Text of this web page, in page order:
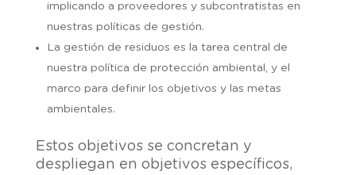
implicando a proveedores y subcontratistas en
nuestras políticas de gestión.
La gestión de residuos es la tarea central de
nuestra política de protección ambiental, y el
marco para definir los objetivos y las metas
ambientales.
Estos objetivos se concretan y
despliegan en objetivos específicos,